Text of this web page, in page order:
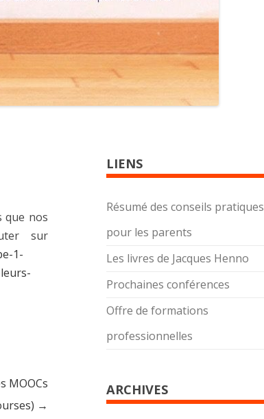
que nos
sur
1-
MOOCs
→
LIENS
Résumé des conseils pratiques
pour les parents
Les livres de Jacques Henno
Prochaines conférences
Offre de formations
professionnelles
ARCHIVES